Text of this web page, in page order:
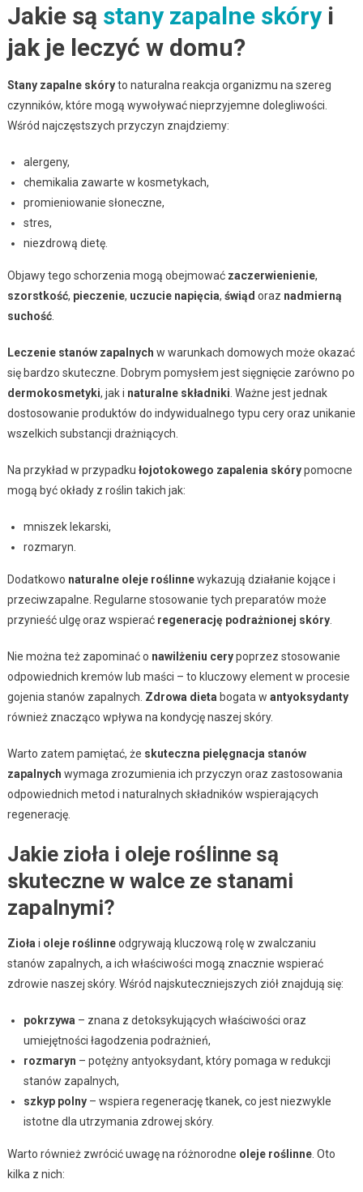
Jakie są stany zapalne skóryi
jak je leczyć w domu?
Stany zapalne skóryto naturalna reakcja organizmu na szereg
czynników, które mogą wywoływać nieprzyjemne dolegliwości.
Wśród najczęstszych przyczyn znajdziemy:
alergeny,
chemikalia zawarte w kosmetykach,
promieniowanie słoneczne,
stres,
niezdrową dietę.
Objawy tego schorzenia mogą obejmować zaczerwienienie,
szorstkość, pieczenie, uczucie napięcia, świąd oraz nadmierną
suchość.
Leczenie stanów zapalnych w warunkach domowych może okazać
się bardzo skuteczne. Dobrym pomysłem jest sięgnięcie zarówno po
dermokosmetyki, jak i naturalne składniki . Ważne jest jednak
dostosowanie produktów do indywidualnego typu cery oraz unikanie
wszelkich substancji drażniących.
Na przykład w przypadku łojotokowego zapalenia skórypomocne
mogą być okłady z roślin takich jak:
mniszek lekarski,
rozmaryn.
Dodatkowo naturalne oleje roślinnewykazują działanie kojące i
przeciwzapalne. Regularne stosowanie tych preparatów może
przynieść ulgę oraz wspierać regenerację podrażnionej skóry.
Nie można też zapominać o nawilżeniu cerypoprzez stosowanie
odpowiednich kremów lub maści – to kluczowy element w procesie
gojenia stanów zapalnych. Zdrowa dieta bogata w antyoksydanty
również znacząco wpływa na kondycję naszej skóry.
Warto zatem pamiętać, że skuteczna pielęgnacja stanów
zapalnych wymaga zrozumienia ich przyczyn oraz zastosowania
odpowiednich metod i naturalnych składników wspierających
regenerację.
Jakie zioła i oleje roślinne są
skuteczne w walce ze stanami
zapalnymi?
Zioła i oleje roślinneodgrywają kluczową rolę w zwalczaniu
stanów zapalnych, a ich właściwości mogą znacznie wspierać
zdrowie naszej skóry. Wśród najskuteczniejszych ziół znajdują się:
pokrzywa – znana z detoksykujących właściwości oraz
umiejętności łagodzenia podrażnień,
rozmaryn – potężny antyoksydant, który pomaga w redukcji
stanów zapalnych,
szkyp polny– wspiera regenerację tkanek, co jest niezwykle
istotne dla utrzymania zdrowej skóry.
Warto również zwrócić uwagę na różnorodne oleje roślinne. Oto
kilka z nich: